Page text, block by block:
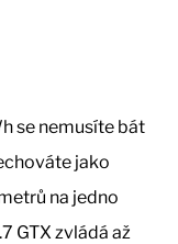
se nemusíte bát
jako
na jedno
GTX zvládá až